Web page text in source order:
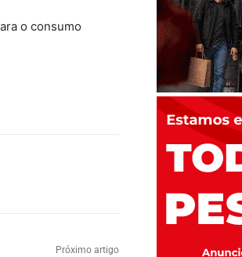
o consumo
Próximo artigo